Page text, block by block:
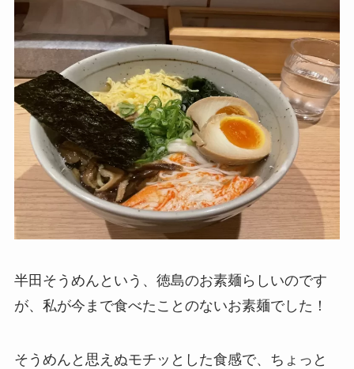
半田そうめんという、徳島のお素麺らしいのです
が、私が今まで食べたことのないお素麺でした！
そうめんと思えぬモチッとした食感で、ちょっと